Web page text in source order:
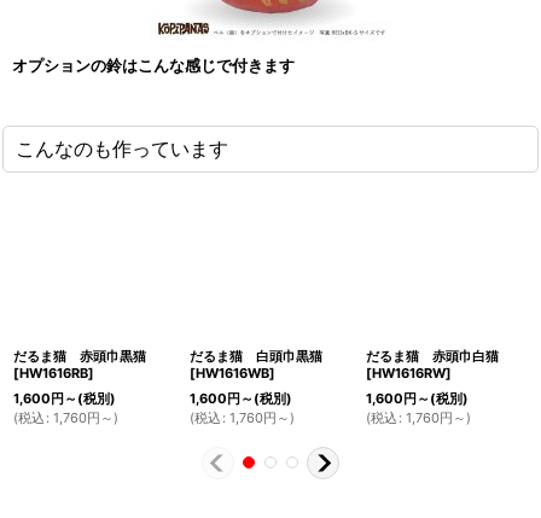
オプションの鈴はこんな感じで付きます
こんなのも作っています
だるま猫 赤頭巾黒猫
[HW1616RB]
1,600 円 ～ (税別)
(税込 : 1,760円 ～ )
だるま猫 白頭巾黒猫
[HW1616WB]
1,600 円 ～ (税別)
(税込 : 1,760円 ～ )
だるま猫 赤頭巾白猫
[HW1616RW]
1,600 円 ～ (税別)
(税込 : 1,760円 ～ )